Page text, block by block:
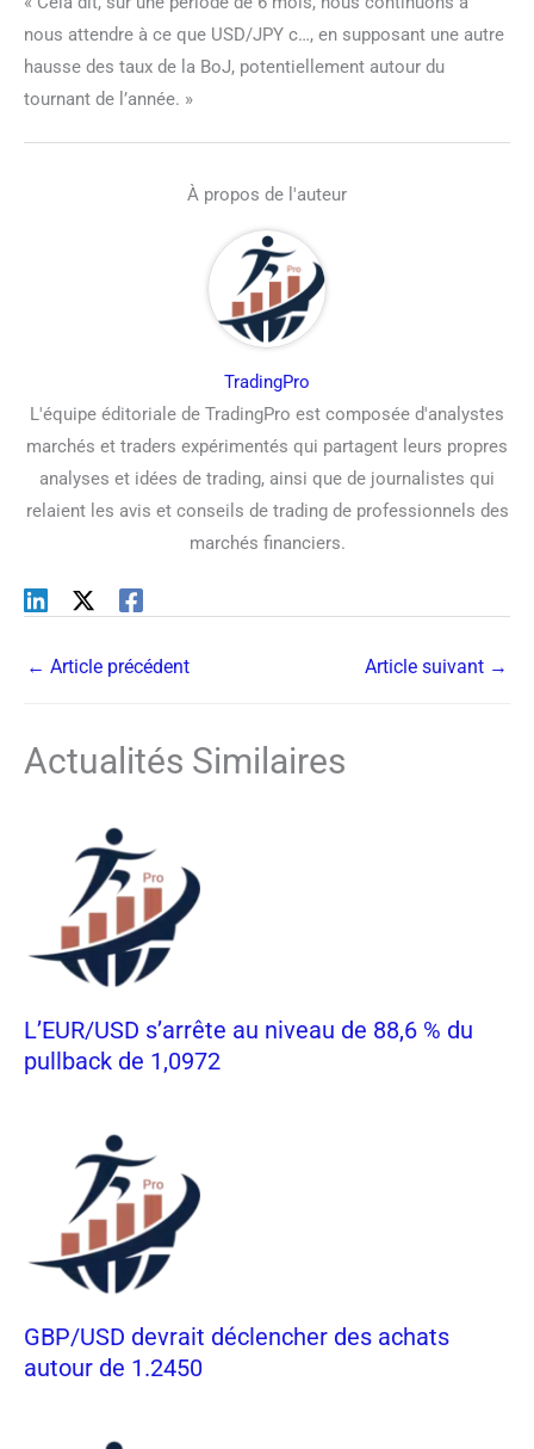
nous attendre à ce que USD/JPY c…, en supposant une autre
hausse des taux de la BoJ, potentiellement autour du
tournant de l’année. »
À propos de l'auteur
TradingPro
L'équipe éditoriale de TradingPro est composée d'analystes
marchés et traders expérimentés qui partagent leurs propres
analyses et idées de trading, ainsi que de journalistes qui
relaient les avis et conseils de trading de professionnels des
marchés financiers.
← Article précédent Article suivant →
Actualités Similaires
L’EUR/USD s’arrête au niveau de 88,6 % du
pullback de 1,0972
GBP/USD devrait déclencher des achats
autour de 1.2450